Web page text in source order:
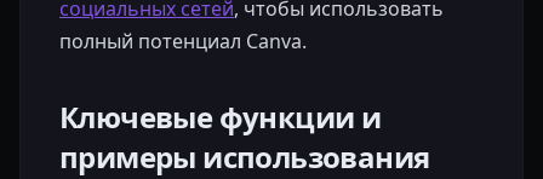
социальных сетей, чтобы использовать
полный потенциал Canva.
Ключевые функции и
примеры использования